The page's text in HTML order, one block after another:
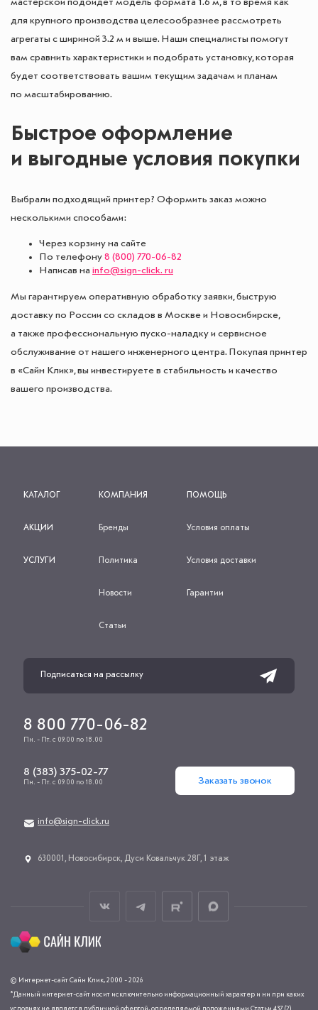
для крупного производства целесообразнее рассмотреть
агрегаты с шириной 3.2 м и выше. Наши специалисты помогут
вам сравнить характеристики и подобрать установку, которая
будет соответствовать вашим текущим задачам и планам
по масштабированию.
Быстрое оформление
и выгодные условия покупки
Выбрали подходящий принтер? Оформить заказ можно
несколькими способами:
Через корзину на сайте
По телефону 8 (800) 770-06-82
Написав на info@sign-click. ru
Мы гарантируем оперативную обработку заявки, быструю
доставку по России со складов в Москве и Новосибирске,
а также профессиональную пуско-наладку и сервисное
обслуживание от нашего инженерного центра. Покупая принтер
в «Сайн Клик», вы инвестируете в стабильность и качество
вашего производства.
КАТАЛОГ
АКЦИИ
УСЛУГИ
КОМПАНИЯ
Бренды
Политика
Новости
Статьи
ПОМОЩЬ
Условия оплаты
Условия доставки
Гарантии
8 800 770-06-82
Пн. - Пт. с 09.00 по 18.00
8 (383) 375-02-77
Пн. - Пт. с 09.00 по 18.00 Заказать звонок
info@sign-click.ru
​630001, Новосибирск, Дуси Ковальчук 28Г, 1 этаж
© Интернет-сайт Сайн Клик, 2000 - 2026
*Данный интернет-сайт носит исключительно информационный характер и ни при каких
условиях не является публичной офертой, определяемой положениями Статьи 437 (2)